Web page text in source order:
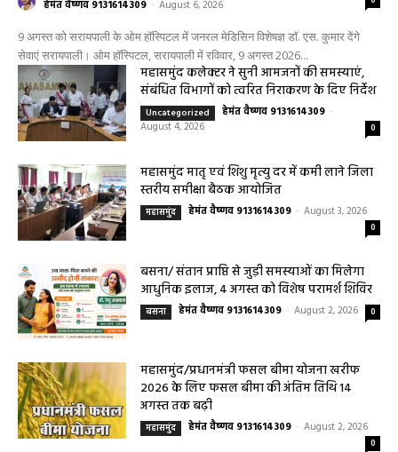
हेमंत वैष्णव 9131614309 - August 6, 2026
9 अगस्त को सरायपाली के ओम हॉस्पिटल में जनरल मेडिसिन विशेषज्ञ डॉ. एस. कुमार देंगे
सेवाएं सरायपाली। ओम हॉस्पिटल, सरायपाली में रविवार, 9 अगस्त 2026...
महासमुंद कलेक्टर ने सुनी आमजनों की समस्याएं,
संबंधित विभागों को त्वरित निराकरण के दिए निर्देश
Uncategorized हेमंत वैष्णव 9131614309 -
August 4, 2026
0
महासमुंद मातृ एवं शिशु मृत्यु दर में कमी लाने जिला
स्तरीय समीक्षा बैठक आयोजित
महासमुंद हेमंत वैष्णव 9131614309 - August 3, 2026
0
बसना/ संतान प्राप्ति से जुड़ी समस्याओं का मिलेगा
आधुनिक इलाज, 4 अगस्त को विशेष परामर्श शिविर
बसना हेमंत वैष्णव 9131614309 - August 2, 2026 0
महासमुंद/प्रधानमंत्री फसल बीमा योजना खरीफ
2026 के लिए फसल बीमा की अंतिम तिथि 14
अगस्त तक बढ़ी
महासमुंद हेमंत वैष्णव 9131614309 - August 2, 2026
0